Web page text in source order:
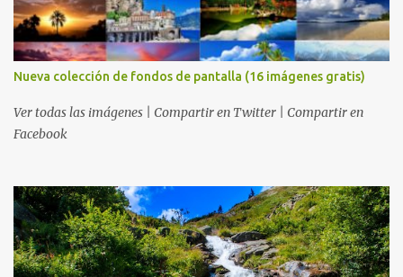
Nueva colección de fondos de pantalla (16 imágenes gratis)
Ver todas las imágenes | Compartir en Twitter | Compartir en
Facebook